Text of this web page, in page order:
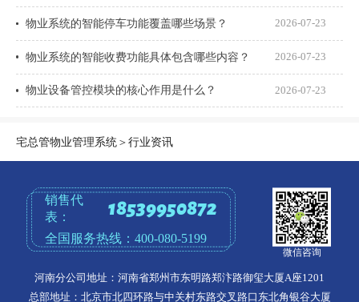
物业系统的智能停车功能覆盖哪些场景？ 2026-07-23
物业系统的智能收费功能具体包含哪些内容？ 2026-07-23
物业设备管控模块的核心作用是什么？ 2026-07-23
宅总管物业管理系统＞行业资讯
销售代
表：
18539950872
全国服务热线：400-080-5199
微信咨询
河南分公司地址：河南省郑州市东明路郑汴路御玺大厦A座1201
总部地址：北京市北四环路与中关村东路交叉路口东北角银谷大厦